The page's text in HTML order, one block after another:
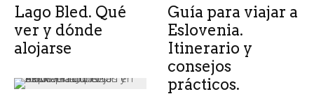
Lago Bled. Qué
ver y dónde
alojarse
Guía para viajar a
Eslovenia.
Itinerario y
consejos
prácticos.